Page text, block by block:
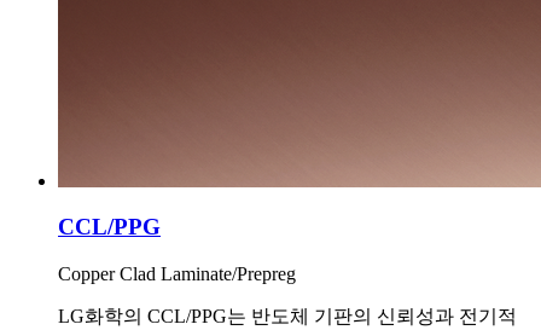
CCL/PPG
Copper Clad Laminate/Prepreg
LG화학의 CCL/PPG는 반도체 기판의 신뢰성과 전기적